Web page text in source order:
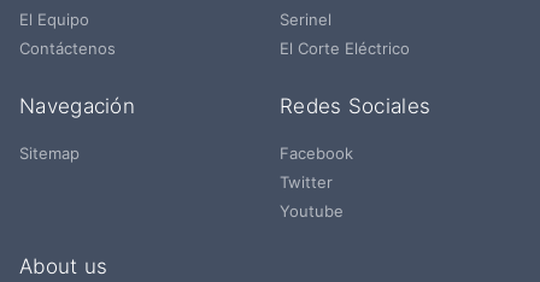
El Equipo
Contáctenos
Serinel
El Corte Eléctrico
Navegación
Sitemap
Redes Sociales
Facebook
Twitter
Youtube
About us